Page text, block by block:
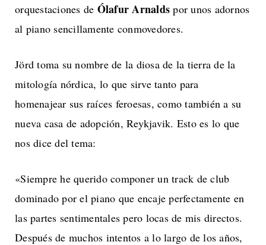
orquestaciones de Ólafur Arnalds por unos adornos
al piano sencillamente conmovedores.
Jörd toma su nombre de la diosa de la tierra de la
mitología nórdica, lo que sirve tanto para
homenajear sus raíces feroesas, como también a su
nueva casa de adopción, Reykjavik. Esto es lo que
nos dice del tema:
«Siempre he querido componer un track de club
dominado por el piano que encaje perfectamente en
las partes sentimentales pero locas de mis directos.
Después de muchos intentos a lo largo de los años,